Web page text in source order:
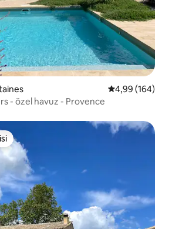
5 üzerinden
4,99 (164)
- özel havuz - Provence
en beğenilenler arasında